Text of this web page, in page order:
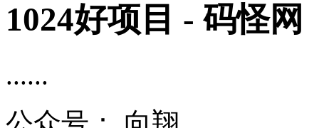
1024好项目 - 码怪网
......